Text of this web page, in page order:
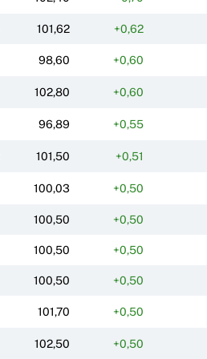
101,62 +0,62
98,60 +0,60
102,80 +0,60
96,89 +0,55
101,50 +0,51
100,03 +0,50
100,50 +0,50
100,50 +0,50
100,50 +0,50
101,70 +0,50
102,50 +0,50